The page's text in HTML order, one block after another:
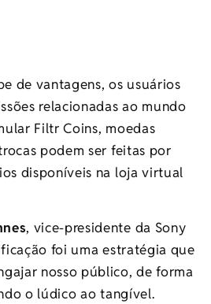
de vantagens, os usuários
relacionadas ao mundo
Filtr Coins, moedas
podem ser feitas por
disponíveis na loja virtual
, vice-presidente da Sony
foi uma estratégia que
nosso público, de forma
o lúdico ao tangível.